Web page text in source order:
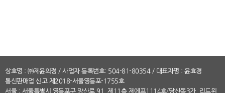
상호명 : ㈜제윤의정 / 사업자 등록번호: 504-81-80354 / 대표자명 : 윤효경
통신판매업 신고 제2018-서울영등포-1755호
서울 : 서울특별시 영등포구 양산로 91, 제11층 제에프1114호(당산동3가, 리드윈